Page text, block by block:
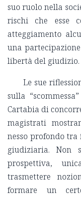
suo ruolo nella
rischi che esse
atteggiamento
una
libertà del giudizio.
Le sue
sulla
Cartabia di
magistrati
nesso profondo
giudiziaria. Non
prospettiva,
trasmettere
formare un